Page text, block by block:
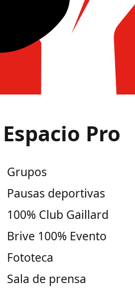
Espacio Pro
Grupos
Pausas deportivas
100% Club Gaillard
Brive 100% Evento
Fototeca
Sala de prensa